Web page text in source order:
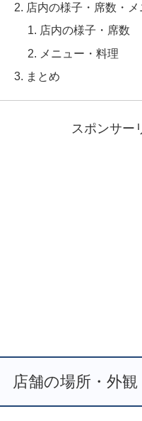
店内の様子・席数・
店内の様子・席数
メニュー・料理
まとめ
スポンサー
店舗の場所・外